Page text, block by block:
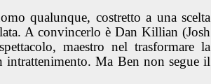
qualunque, costretto a una scelta
A convincerlo è Dan Killian (Josh
maestro nel trasformare la
intrattenimento. Ma Ben non segue il